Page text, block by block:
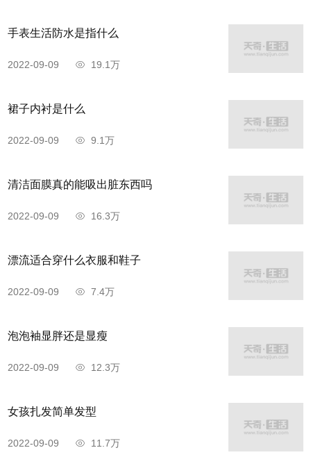
手表生活防水是指什么
2022-09-09 19.1万
裙子内衬是什么
2022-09-09 9.1万
清洁面膜真的能吸出脏东西吗
2022-09-09 16.3万
漂流适合穿什么衣服和鞋子
2022-09-09 7.4万
泡泡袖显胖还是显瘦
2022-09-09 12.3万
女孩扎发简单发型
2022-09-09 11.7万